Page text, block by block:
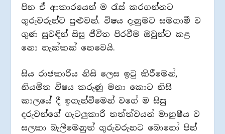
පින ඒ ආකාරයෙන් ම රැස් කරගන්නට
ගුරුවරුන්ට පුළුවන්. විෂය දැනුමට සමගාමී ව
ගුණ සුවඳින් සිසු ජීවිත පිරවීම ඔවුන්ට කළ
නො හැක්කක් නෙවෙයි.
සිය රාජකාරිය නිසි ලෙස ඉටු කිරීමෙන්,
නියමිත විෂය කරුණු මනා කොට නිසි
කාලයේ දී ඉගැන්වීමෙන් වගේ ම සිසු
දරුවන්ගේ ගැටලූකාරී තත්ත්වයන් මානූෂීය ව
සලකා බැලීමෙනුත් ගුරුවරුනට බොහෝ පින්